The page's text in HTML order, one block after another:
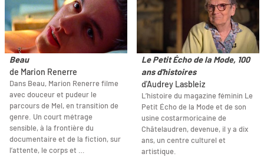
Beau
de Marion Renerre
Dans Beau, Marion Renerre filme
avec douceur et pudeur le
parcours de Mel, en transition de
genre. Un court métrage
sensible, à la frontière du
documentaire et de la fiction, sur
l’attente, le corps et …
Le Petit Écho de la Mode, 100
ans d'histoires
d'Audrey Lasbleiz
L’histoire du magazine féminin Le
Petit Écho de la Mode et de son
usine costarmoricaine de
Châtelaudren, devenue, il y a dix
ans, un centre culturel et
artistique.